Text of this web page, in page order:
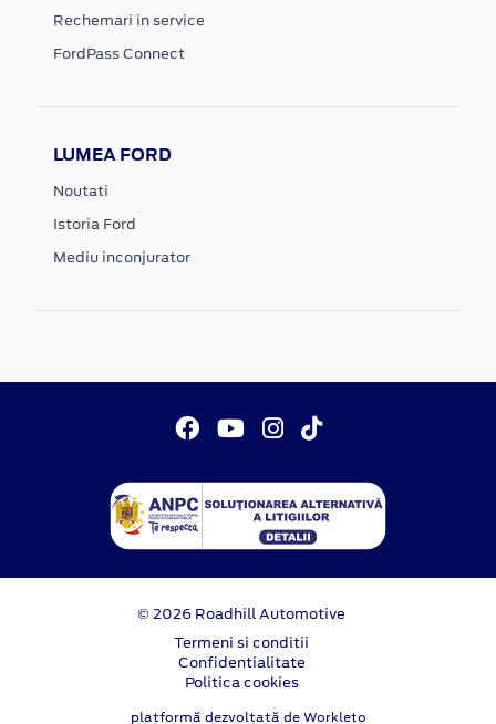
Rechemari in service
FordPass Connect
LUMEA FORD
Noutati
Istoria Ford
Mediu inconjurator
© 2026 Roadhill Automotive
Termeni si conditii
Confidentialitate
Politica cookies
platformă dezvoltată de Workleto